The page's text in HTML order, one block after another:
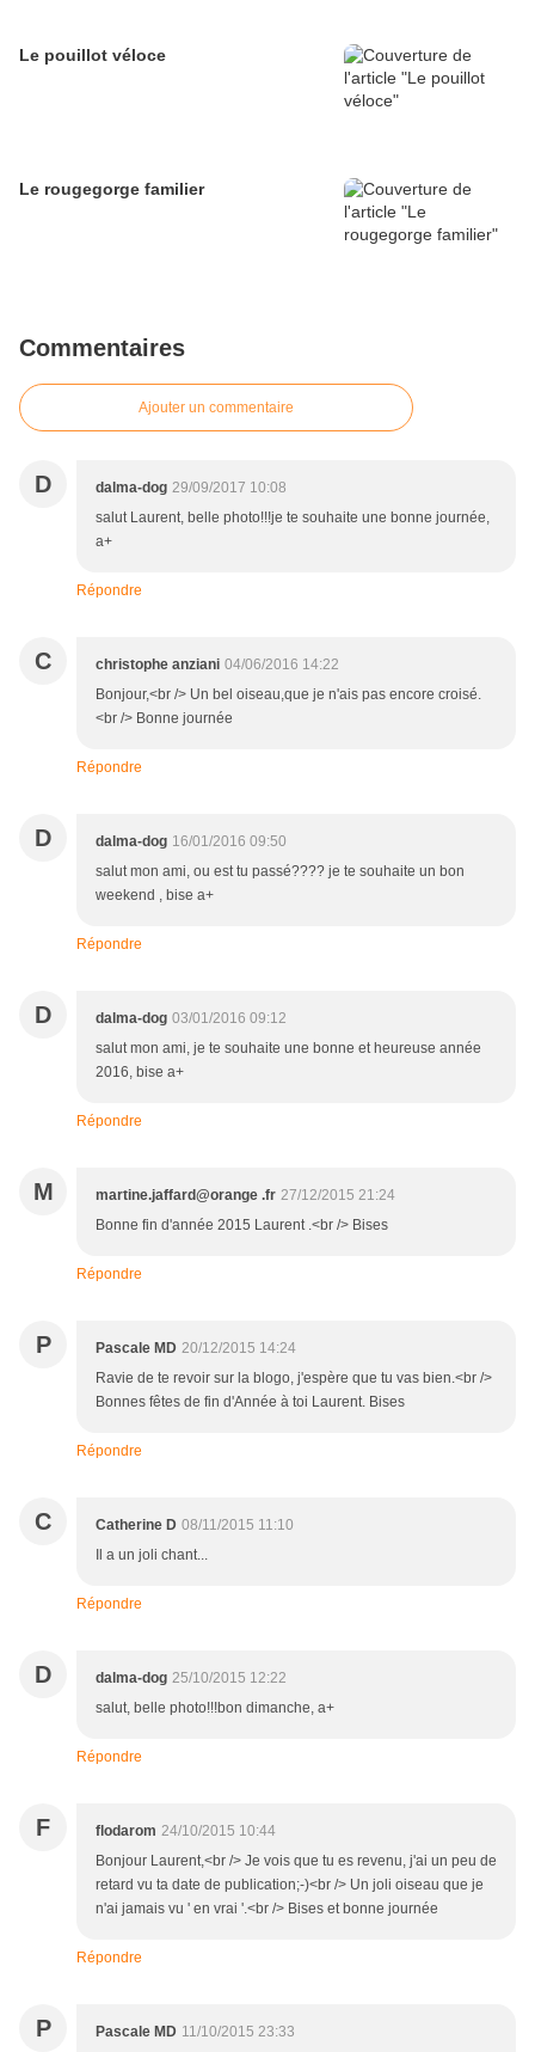
Le pouillot véloce
Le rougegorge familier
Commentaires
Ajouter un commentaire
D dalma-dog 29/09/2017 10:08
salut Laurent, belle photo!!!je te souhaite une bonne journée,
a+
Répondre
C christophe anziani 04/06/2016 14:22
Bonjour,<br /> Un bel oiseau,que je n'ais pas encore croisé.
<br /> Bonne journée
Répondre
D dalma-dog 16/01/2016 09:50
salut mon ami, ou est tu passé???? je te souhaite un bon
weekend , bise a+
Répondre
D dalma-dog 03/01/2016 09:12
salut mon ami, je te souhaite une bonne et heureuse année
2016, bise a+
Répondre
M martine.jaffard@orange .fr 27/12/2015 21:24
Bonne fin d'année 2015 Laurent .<br /> Bises
Répondre
P Pascale MD 20/12/2015 14:24
Ravie de te revoir sur la blogo, j'espère que tu vas bien.<br />
Bonnes fêtes de fin d'Année à toi Laurent. Bises
Répondre
C Catherine D 08/11/2015 11:10
Il a un joli chant...
Répondre
D dalma-dog 25/10/2015 12:22
salut, belle photo!!!bon dimanche, a+
Répondre
F flodarom 24/10/2015 10:44
Bonjour Laurent,<br /> Je vois que tu es revenu, j'ai un peu de
retard vu ta date de publication;-)<br /> Un joli oiseau que je
n'ai jamais vu ' en vrai '.<br /> Bises et bonne journée
Répondre
P Pascale MD 11/10/2015 23:33